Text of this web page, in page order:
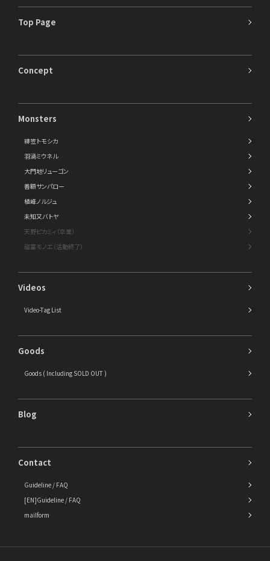
Top Page
Concept
Monsters
緋笠トモシカ
羽渦ミウネル
大門地リューゴン
善額サンパロー
植峰ノルジュ
未知又バトヤ
天野ピカミィ（卒業）
磁富モノエ（活動終了）
Videos
Video-Tag List
Goods
Goods ( Including SOLD OUT )
Blog
Contact
Guideline / FAQ
[EN]Guideline / FAQ
mailform